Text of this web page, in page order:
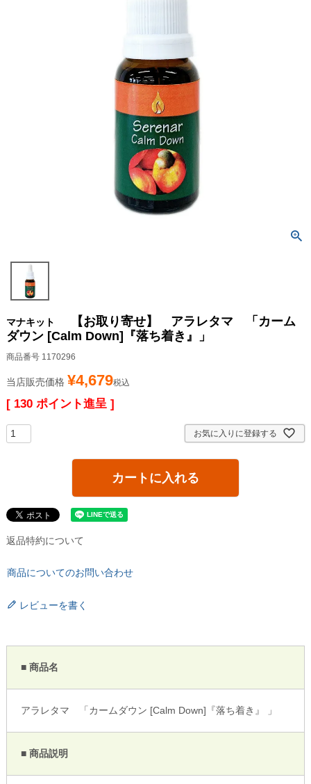
マナキット
【お取り寄せ】 アラレタマ 「カーム
ダウン [Calm Down]『落ち着き』」
商品番号 1170296
当店販売価格 ¥4,679税込
[ 130 ポイント進呈 ]
お気に入りに登録する
カートに入れる
返品特約について
商品についてのお問い合わせ
レビューを書く
■ 商品名
アラレタマ 「カームダウン [Calm Down]『落ち着き』 」
■ 商品説明